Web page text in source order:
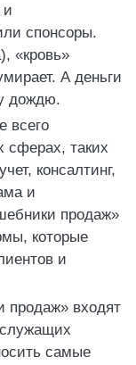
и
спонсоры.
«кровь»
А деньги
дождю.
всего
сферах, таких
консалтинг,
и
продаж»
которые
и
продаж» входят
самые